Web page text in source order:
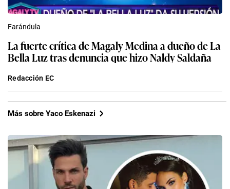
Farándula
La fuerte crítica de Magaly Medina a dueño de La
Bella Luz tras denuncia que hizo Naldy Saldaña
Redacción EC
Más sobre Yaco Eskenazi